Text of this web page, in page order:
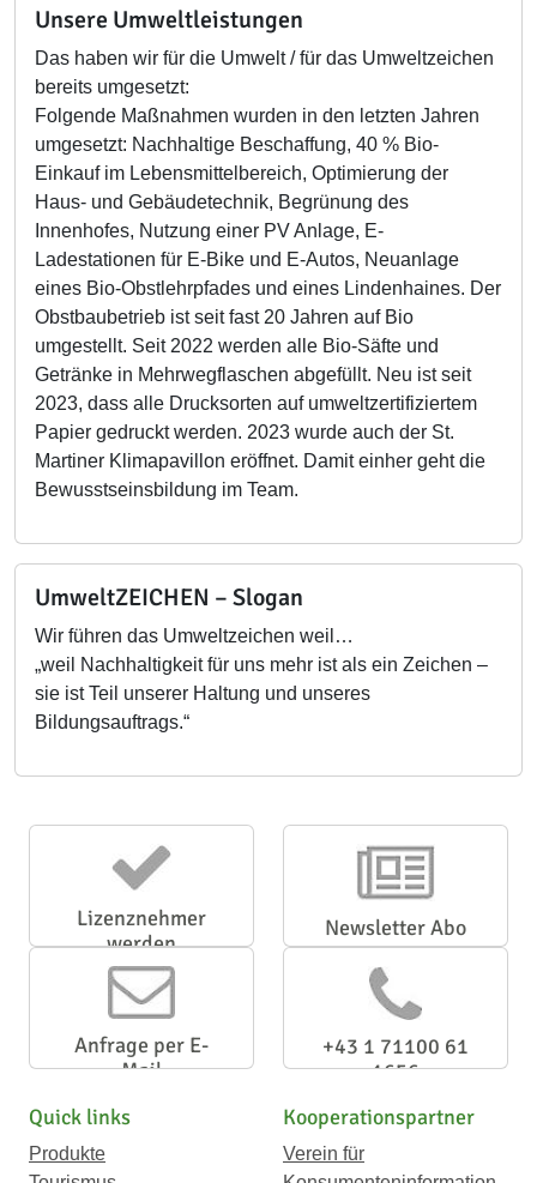
Unsere Umweltleistungen
Das haben wir für die Umwelt / für das Umweltzeichen
bereits umgesetzt:
Folgende Maßnahmen wurden in den letzten Jahren
umgesetzt: Nachhaltige Beschaffung, 40 % Bio-
Einkauf im Lebensmittelbereich, Optimierung der
Haus- und Gebäudetechnik, Begrünung des
Innenhofes, Nutzung einer PV Anlage, E-
Ladestationen für E-Bike und E-Autos, Neuanlage
eines Bio-Obstlehrpfades und eines Lindenhaines. Der
Obstbaubetrieb ist seit fast 20 Jahren auf Bio
umgestellt. Seit 2022 werden alle Bio-Säfte und
Getränke in Mehrwegflaschen abgefüllt. Neu ist seit
2023, dass alle Drucksorten auf umweltzertifiziertem
Papier gedruckt werden. 2023 wurde auch der St.
Martiner Klimapavillon eröffnet. Damit einher geht die
Bewusstseinsbildung im Team.
UmweltZEICHEN – Slogan
Wir führen das Umweltzeichen weil…
„weil Nachhaltigkeit für uns mehr ist als ein Zeichen –
sie ist Teil unserer Haltung und unseres
Bildungsauftrags.“
Lizenznehmer
werden
Newsletter Abo
Anfrage per E-
Mail
+43 1 71100 61
1656
Quick links
Produkte
Kooperationspartner
Verein für